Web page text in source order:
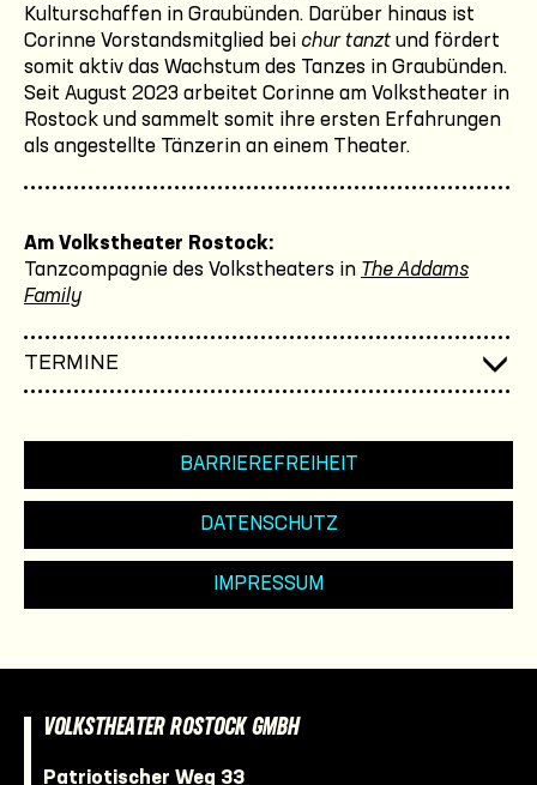
Kulturschaffen in Graubünden. Darüber hinaus ist
Corinne Vorstandsmitglied bei chur tanzt und fördert
somit aktiv das Wachstum des Tanzes in Graubünden.
Seit August 2023 arbeitet Corinne am Volkstheater in
Rostock und sammelt somit ihre ersten Erfahrungen
als angestellte Tänzerin an einem Theater.
Am Volkstheater Rostock:
Tanzcompagnie des Volkstheaters in The Addams
Family
TERMINE
BARRIEREFREIHEIT
DATENSCHUTZ
IMPRESSUM
VOLKSTHEATER ROSTOCK GMBH
Patriotischer Weg 33